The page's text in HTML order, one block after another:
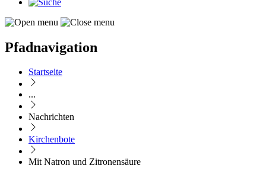
Pfadnavigation
Startseite
...
Nachrichten
Kirchenbote
Mit Natron und Zitronensäure